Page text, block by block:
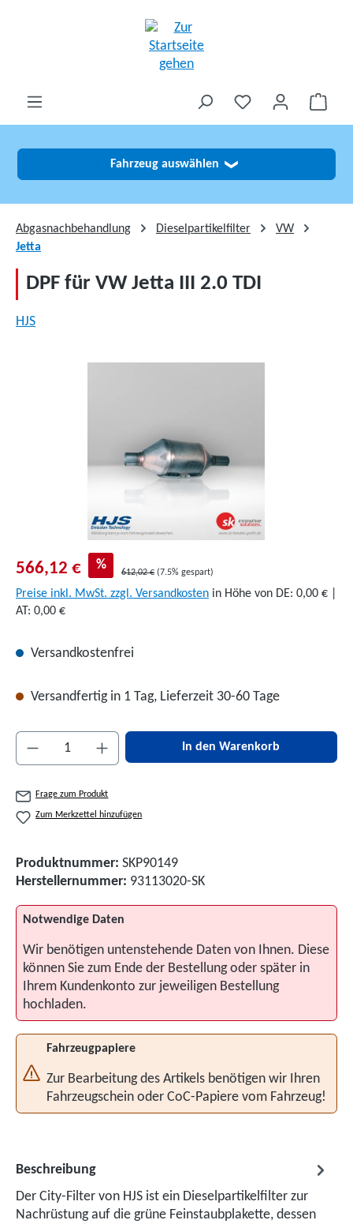
Fahrzeug auswählen ❯
Abgasnachbehandlung Dieselpartikelfilter
VW
Jetta
DPF für VW Jetta III 2.0 TDI
HJS
566,12 € % 612,02 € (7.5% gespart)
Preise inkl. MwSt. zzgl. Versandkosten in Höhe von DE: 0,00 € |
AT: 0,00 €
Versandkostenfrei
Versandfertig in 1 Tag, Lieferzeit 30-60 Tage
Produkt Anzahl: Gib den gewünschten Wert
In den Warenkorb
Frage zum Produkt
Zum Merkzettel hinzufügen
Produktnummer: SKP90149
Herstellernummer: 93113020-SK
Notwendige Daten
Wir benötigen untenstehende Daten von Ihnen. Diese
können Sie zum Ende der Bestellung oder später in
Ihrem Kundenkonto zur jeweiligen Bestellung
hochladen.
Fahrzeugpapiere
Zur Bearbeitung des Artikels benötigen wir Ihren
Fahrzeugschein oder CoC-Papiere vom Fahrzeug!
Beschreibung
Der City-Filter von HJS ist ein Dieselpartikelfilter zur
Nachrüstung auf die grüne Feinstaubplakette, dessen